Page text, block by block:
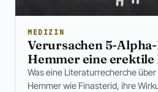
MEDIZIN
Verursachen 5-
Hemmer eine
Was eine Literaturrecherche
Hemmer wie Finasterid, ihre